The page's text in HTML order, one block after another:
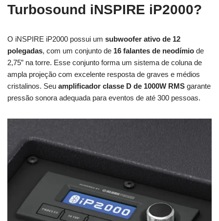
Turbosound iNSPIRE iP2000?
O iNSPIRE iP2000 possui um subwoofer ativo de 12
polegadas, com um conjunto de 16 falantes de neodímio de
2,75” na torre. Esse conjunto forma um sistema de coluna de
ampla projeção com excelente resposta de graves e médios
cristalinos. Seu amplificador classe D de 1000W RMS garante
pressão sonora adequada para eventos de até 300 pessoas.